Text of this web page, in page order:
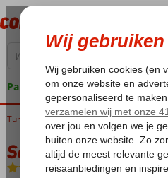
Pakketgarantie
Home
Turkije Turkse Riviera Kemer Goynuk
Seven Seas Hotel Life
Ultra All Inclusive-